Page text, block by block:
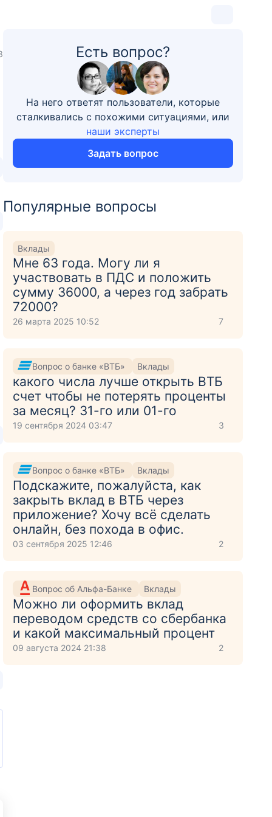
Есть вопрос?
На него ответят пользователи, которые
сталкивались с похожими ситуациями, или
наши эксперты
Задать вопрос
Популярные вопросы
Вклады
Мне 63 года. Могу ли я
участвовать в ПДС и положить
сумму 36000, а через год забрать
72000?
26 марта 2025 10:52 7
Вопрос о банке «ВТБ» Вклады
какого числа лучше открыть ВТБ
счет чтобы не потерять проценты
за месяц? 31-го или 01-го
19 сентября 2024 03:47 3
Вопрос о банке «ВТБ» Вклады
Подскажите, пожалуйста, как
закрыть вклад в ВТБ через
приложение? Хочу всё сделать
онлайн, без похода в офис.
03 сентября 2025 12:46 2
Вопрос об Альфа-Банке Вклады
Можно ли оформить вклад
переводом средств со сбербанка
и какой максимальный процент
09 августа 2024 21:38 2